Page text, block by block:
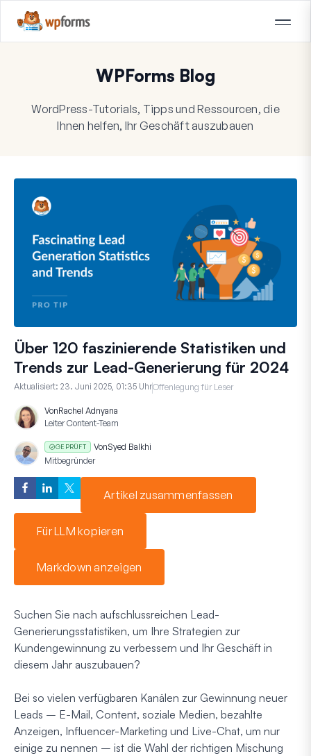
WPForms Blog
WordPress-Tutorials, Tipps und Ressourcen, die
Ihnen helfen, Ihr Geschäft auszubauen
Über 120 faszinierende Statistiken und
Trends zur Lead-Generierung für 2024
Aktualisiert: 23. Juni 2025, 01:35 UhrOffenlegung für Leser
VonRachel Adnyana
Leiter Content-Team
GEPRÜFT VonSyed Balkhi
Mitbegründer
Artikel zusammenfassen
Für LLM kopieren
Markdown anzeigen
Suchen Sie nach aufschlussreichen Lead-
Generierungsstatistiken, um Ihre Strategien zur
Kundengewinnung zu verbessern und Ihr Geschäft in
diesem Jahr auszubauen?
Bei so vielen verfügbaren Kanälen zur Gewinnung neuer
Leads – E-Mail, Content, soziale Medien, bezahlte
Anzeigen, Influencer-Marketing und Live-Chat, um nur
einige zu nennen – ist die Wahl der richtigen Mischung